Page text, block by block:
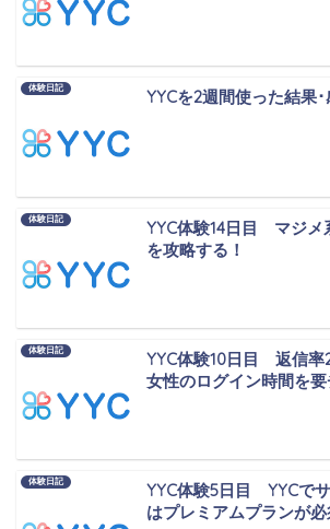
体験日記 YYCを2週間使った結果
体験日記
YYC体験14日目 マジメ
を攻略する！
体験日記
YYC体験10日目 返信率
女性のログイン時間を要
体験日記
YYC体験5日目 YYCで
はプレミアムプランが必